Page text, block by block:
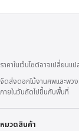
ราคาในเว็บไซต์อาจเปลี่ย
จัดส่งดอกไม้งานศพและพว
ภายในวันถัดไปขึ้นกับพื้นที่
หมวดสินค้า